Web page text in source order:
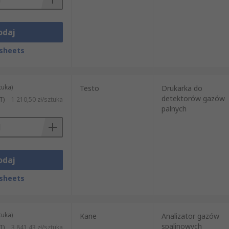
1 210,50 zł/sztuka
Testo
Drukarka do
detektorów gazów
palnych
3 841,43 zł/sztuka
Kane
Analizator gazów
spalinowych